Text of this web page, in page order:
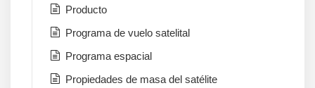
Producto
Programa de vuelo satelital
Programa espacial
Propiedades de masa del satélite